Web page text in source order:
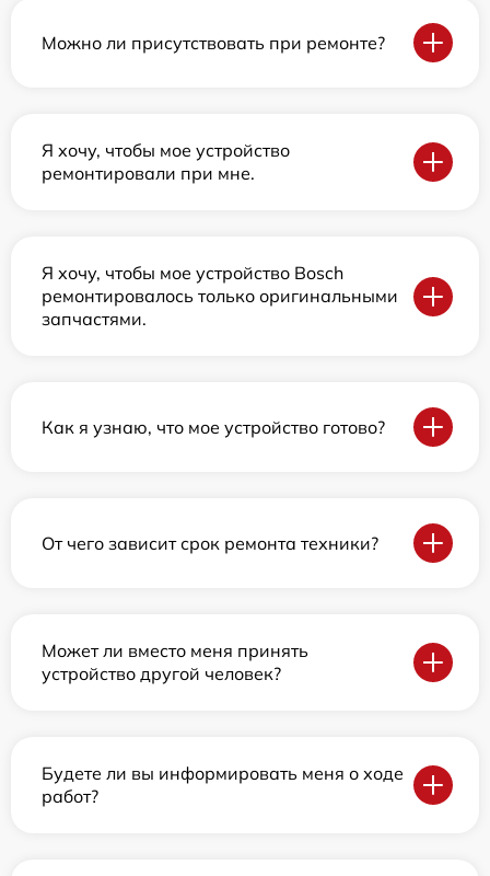
Можно ли присутствовать при ремонте?
Я хочу, чтобы мое устройство
ремонтировали при мне.
Я хочу, чтобы мое устройство Bosch
ремонтировалось только оригинальными
запчастями.
Как я узнаю, что мое устройство готово?
От чего зависит срок ремонта техники?
Может ли вместо меня принять
устройство другой человек?
Будете ли вы информировать меня о ходе
работ?